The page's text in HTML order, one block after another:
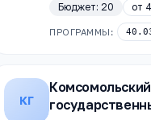
Бюджет: 20 от
ПРОГРАММЫ:
КГ